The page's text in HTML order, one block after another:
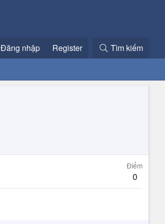
Đăng nhập Register Tìm kiếm
Điểm
0